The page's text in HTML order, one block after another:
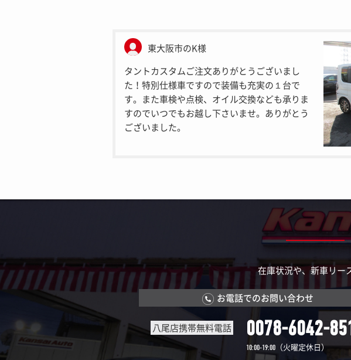
東大阪市のK様
タントカスタムご注文ありがとうございまし
た！特別仕様車ですので装備も充実の１台で
す。また車検や点検、オイル交換なども承りま
すのでいつでもお越し下さいませ。ありがとう
ございました。
在庫状況や、新車リー
お電話でのお問い合わせ
八尾店携帯無料電話 0078-6042-
10:00-19:00 （火曜定休日）